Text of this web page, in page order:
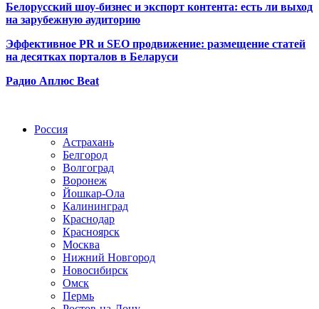
Белорусский шоу-бизнес и экспорт контента: есть ли выход
на зарубежную аудиторию
Эффективное PR и SEO продвижение: размещение статей
на десятках порталов в Беларуси
Радио Аплюс Beat
Россия
Астрахань
Белгород
Волгоград
Воронеж
Йошкар-Ола
Калининград
Краснодар
Красноярск
Москва
Нижний Новгород
Новосибирск
Омск
Пермь